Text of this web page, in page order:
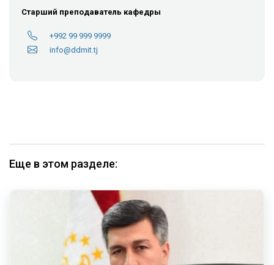
Старший преподаватель кафедры
+992 99 999 9999
info@ddmit.tj
Еще в этом разделе: